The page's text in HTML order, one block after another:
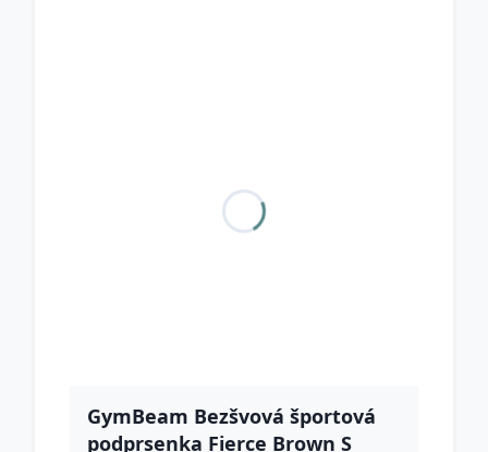
GymBeam Bezšvová športová
podprsenka Fierce Brown S